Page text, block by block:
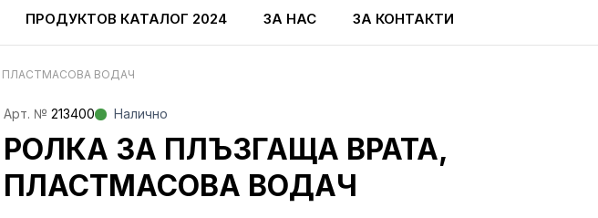
ПРОДУКТОВ КАТАЛОГ 2024 ЗА НАС ЗА КОНТАКТИ
ПЛАСТМАСОВА ВОДАЧ
Aрт. № 213400 Налично
РОЛКА ЗА ПЛЪЗГАЩА ВРАТА,
ПЛАСТМАСОВА ВОДАЧ